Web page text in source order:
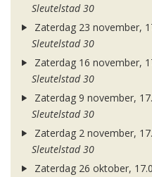
Sleutelstad 30
Zaterdag 23 november,
Sleutelstad 30
Zaterdag 16 november,
Sleutelstad 30
Zaterdag 9 november,
Sleutelstad 30
Zaterdag 2 november,
Sleutelstad 30
Zaterdag 26 oktober,